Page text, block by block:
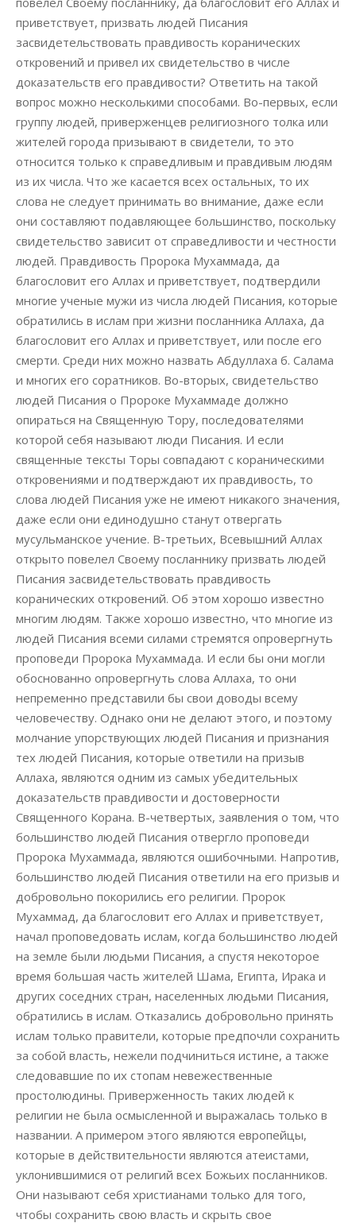
приветствует, призвать людей Писания
засвидетельствовать правдивость коранических
откровений и привел их свидетельство в числе
доказательств его правдивости? Ответить на такой
вопрос можно несколькими способами. Во-первых, если
группу людей, приверженцев религиозного толка или
жителей города призывают в свидетели, то это
относится только к справедливым и правдивым людям
из их числа. Что же касается всех остальных, то их
слова не следует принимать во внимание, даже если
они составляют подавляющее большинство, поскольку
свидетельство зависит от справедливости и честности
людей. Правдивость Пророка Мухаммада, да
благословит его Аллах и приветствует, подтвердили
многие ученые мужи из числа людей Писания, которые
обратились в ислам при жизни посланника Аллаха, да
благословит его Аллах и приветствует, или после его
смерти. Среди них можно назвать Абдуллаха б. Салама
и многих его соратников. Во-вторых, свидетельство
людей Писания о Пророке Мухаммаде должно
опираться на Священную Тору, последователями
которой себя называют люди Писания. И если
священные тексты Торы совпадают с кораническими
откровениями и подтверждают их правдивость, то
слова людей Писания уже не имеют никакого значения,
даже если они единодушно станут отвергать
мусульманское учение. В-третьих, Всевышний Аллах
открыто повелел Своему посланнику призвать людей
Писания засвидетельствовать правдивость
коранических откровений. Об этом хорошо известно
многим людям. Также хорошо известно, что многие из
людей Писания всеми силами стремятся опровергнуть
проповеди Пророка Мухаммада. И если бы они могли
обоснованно опровергнуть слова Аллаха, то они
непременно представили бы свои доводы всему
человечеству. Однако они не делают этого, и поэтому
молчание упорствующих людей Писания и признания
тех людей Писания, которые ответили на призыв
Аллаха, являются одним из самых убедительных
доказательств правдивости и достоверности
Священного Корана. В-четвертых, заявления о том, что
большинство людей Писания отвергло проповеди
Пророка Мухаммада, являются ошибочными. Напротив,
большинство людей Писания ответили на его призыв и
добровольно покорились его религии. Пророк
Мухаммад, да благословит его Аллах и приветствует,
начал проповедовать ислам, когда большинство людей
на земле были людьми Писания, а спустя некоторое
время большая часть жителей Шама, Египта, Ирака и
других соседних стран, населенных людьми Писания,
обратились в ислам. Отказались добровольно принять
ислам только правители, которые предпочли сохранить
за собой власть, нежели подчиниться истине, а также
следовавшие по их стопам невежественные
простолюдины. Приверженность таких людей к
религии не была осмысленной и выражалась только в
названии. А примером этого являются европейцы,
которые в действительности являются атеистами,
уклонившимися от религий всех Божьих посланников.
Они называют себя христианами только для того,
чтобы сохранить свою власть и скрыть свое